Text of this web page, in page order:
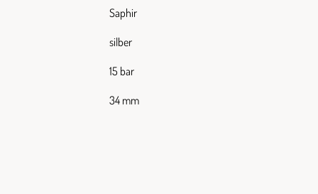
Saphir
silber
15 bar
34 mm